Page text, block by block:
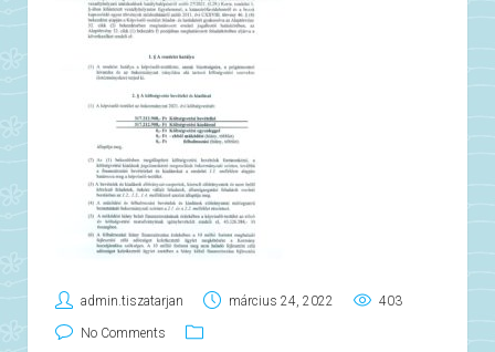
admin.tiszatarjan március 24, 2022 403
No Comments